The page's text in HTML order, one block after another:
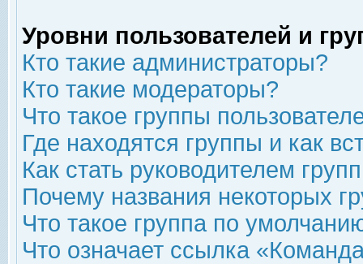
Уровни пользователей и
Кто такие администраторы?
Кто такие модераторы?
Что такое группы
Где находятся группы и как
Как стать руководителем
Почему названия некоторых
Что такое группа по
Что означает ссылка